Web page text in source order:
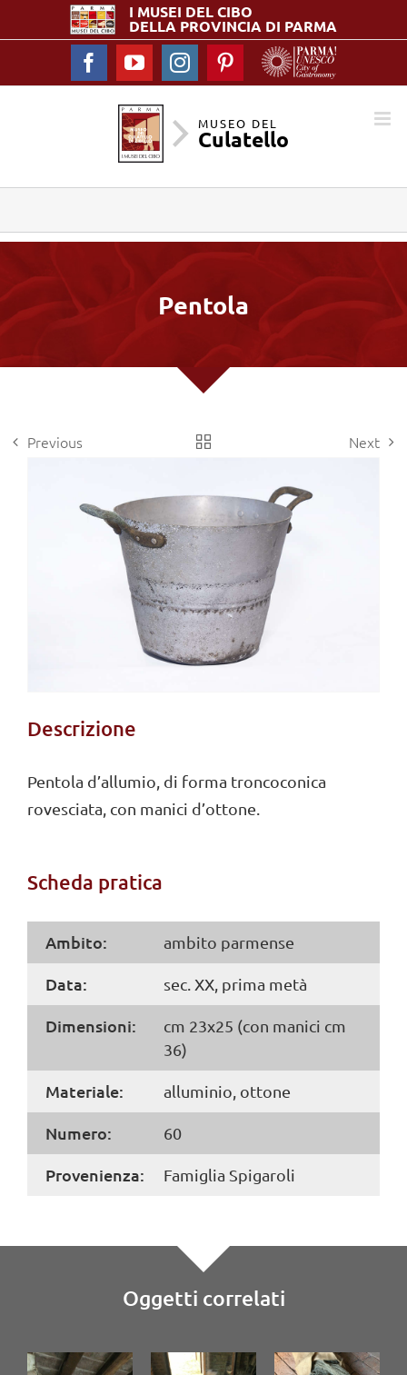
I MUSEI DELCIBO
DELLA PROVINCIA DI PARMA
FacebookYouTubeInstagramPinterest
MUSEO DEL
Culatello
Pentola
Previous Next
Descrizione
Pentola d’allumio, di forma troncoconica
rovesciata, con manici d’ottone.
Scheda pratica
Ambito: ambito parmense
Data: sec. XX, prima metà
Dimensioni:
cm 23x25 (con manici cm
36)
Materiale: alluminio, ottone
Numero: 60
Provenienza: Famiglia Spigaroli
Oggetti correlati